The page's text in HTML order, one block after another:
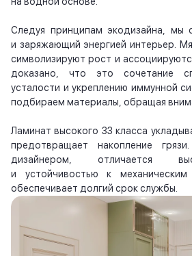
Следуя принципам экодизайна, мы
и заряжающий энергией интерьер.
символизируют рост и
доказано, что это сочетание
усталости и укреплению иммунной
подбираем материалы, обращая
Ламинат высокого 33 класса
предотвращает накопление
дизайнером, отличается
и устойчивостью к
обеспечивает долгий срок службы.